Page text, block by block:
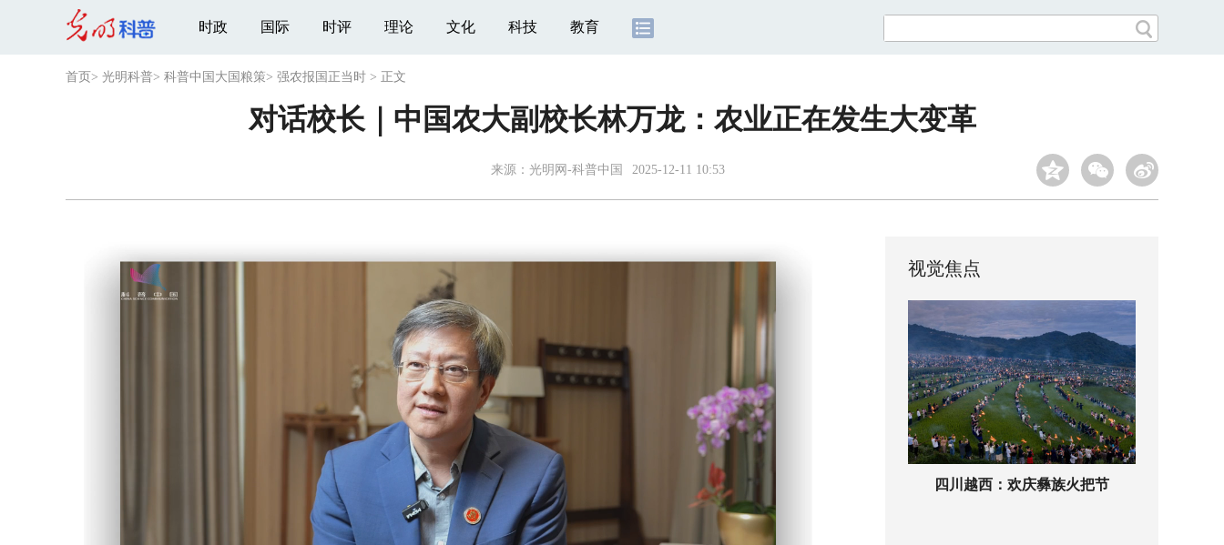
时政 国际 时评 理论 文化 科技 教育
首页 > 光明科普> 科普中国大国粮策> 强农报国正当时 > 正文
对话校长｜中国农大副校长林万龙：农业正在发生大变革
来源： 光明网-科普中国 2025-12-11 10:53
视觉焦点
四川越西：欢庆彝族火把节